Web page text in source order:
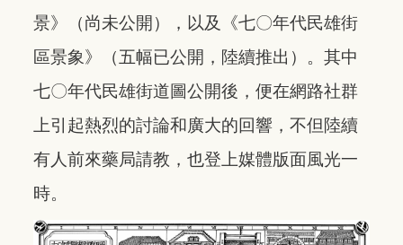
景》（尚未公開），以及《七〇年代民雄街
區景象》（五幅已公開，陸續推出）。其中
七〇年代民雄街道圖公開後，便在網路社群
上引起熱烈的討論和廣大的回響，不但陸續
有人前來藥局請教，也登上媒體版面風光一
時。